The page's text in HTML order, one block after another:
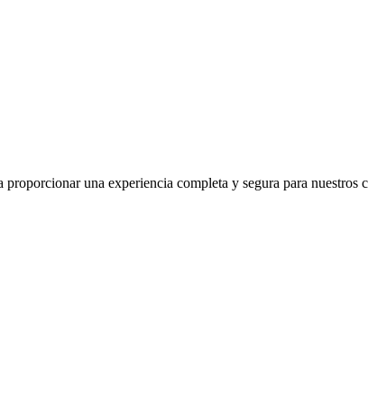
proporcionar una experiencia completa y segura para nuestros